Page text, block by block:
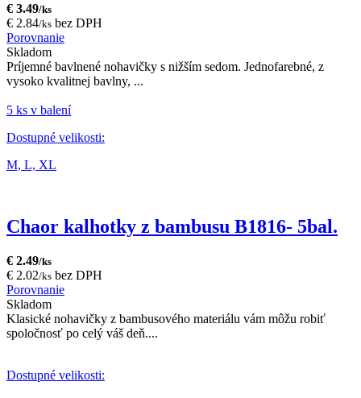
€ 3.49/ks
€ 2.84/ks bez DPH
Porovnanie
Skladom
Príjemné bavlnené nohavičky s nižším sedom. Jednofarebné, z
vysoko kvalitnej bavlny, ...
5 ks v balení
Dostupné velikosti:
M, L, XL
Chaor kalhotky z bambusu B1816- 5bal.
€ 2.49/ks
€ 2.02/ks bez DPH
Porovnanie
Skladom
Klasické nohavičky z bambusového materiálu vám môžu robiť
spoločnosť po celý váš deň....
Dostupné velikosti: